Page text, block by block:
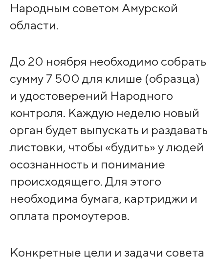
Народным советом Амурской
области.
До 20 ноября необходимо собрать
сумму 7 500 для клише (образца)
и удостоверений Народного
контроля. Каждую неделю новый
орган будет выпускать и раздавать
листовки, чтобы «будить» у людей
осознанность и понимание
происходящего. Для этого
необходима бумага, картриджи и
оплата промоутеров.
Конкретные цели и задачи совета